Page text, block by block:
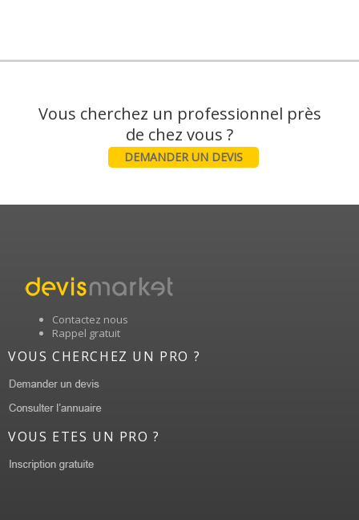
Vous cherchez un professionnel près
DEMANDER UN DEVIS
Contactez nous
Rappel gratuit
VOUS CHERCHEZ UN PRO ?
VOUS ETES UN PRO ?